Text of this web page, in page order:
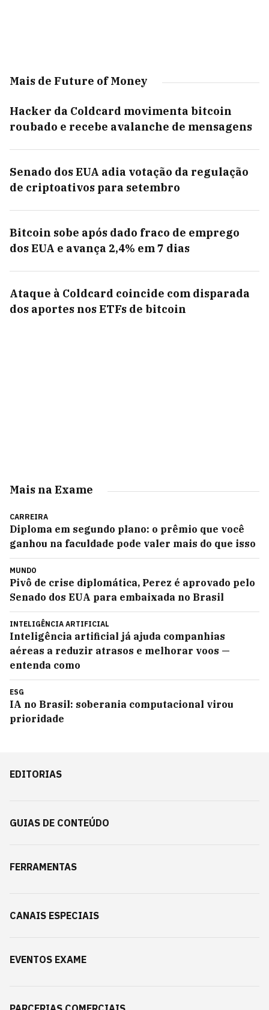
Mais de Future of Money
Hacker da Coldcard movimenta bitcoin
roubado e recebe avalanche de mensagens
Senado dos EUA adia votação da regulação
de criptoativos para setembro
Bitcoin sobe após dado fraco de emprego
dos EUA e avança 2,4% em 7 dias
Ataque à Coldcard coincide com disparada
dos aportes nos ETFs de bitcoin
Mais na Exame
CARREIRA
Diploma em segundo plano: o prêmio que você
ganhou na faculdade pode valer mais do que isso
MUNDO
Pivô de crise diplomática, Perez é aprovado pelo
Senado dos EUA para embaixada no Brasil
INTELIGÊNCIA ARTIFICIAL
Inteligência artificial já ajuda companhias
aéreas a reduzir atrasos e melhorar voos —
entenda como
ESG
IA no Brasil: soberania computacional virou
prioridade
EDITORIAS
GUIAS DE CONTEÚDO
FERRAMENTAS
CANAIS ESPECIAIS
EVENTOS EXAME